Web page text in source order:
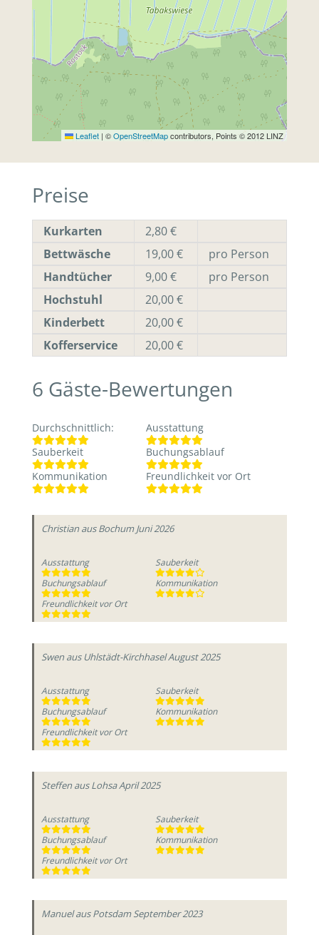
Leaflet | ©OpenStreetMapcontributors, Points © 2012 LINZ
Preise
Kurkarten
2,80 €
Bettwäsche
19,00 €
pro Person
Handtücher
9,00 €
pro Person
Hochstuhl
20,00 €
Kinderbett
20,00 €
Kofferservice
20,00 €
6 Gäste-Bewertungen
Durchschnittlich:
Ausstattung
Sauberkeit
Buchungsablauf
Kommunikation
Freundlichkeit vor Ort
Christian aus Bochum Juni 2026
Ausstattung
Sauberkeit
Buchungsablauf
Kommunikation
Freundlichkeit vor Ort
Swen aus Uhlstädt-KirchhaselAugust 2025
Ausstattung
Sauberkeit
Buchungsablauf
Kommunikation
Freundlichkeit vor Ort
Steffen aus LohsaApril 2025
Ausstattung
Sauberkeit
Buchungsablauf
Kommunikation
Freundlichkeit vor Ort
Manuelaus Potsdam September 2023